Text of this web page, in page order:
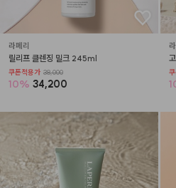
라페리
릴리프 클렌징 밀크 245ml
쿠폰적용가 38,000
10% 34,200